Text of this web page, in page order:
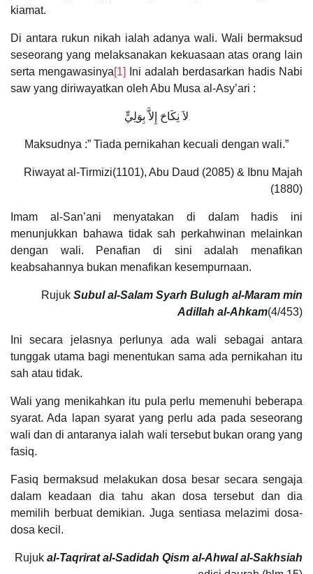
kiamat.
Di antara rukun nikah ialah adanya wali. Wali bermaksud
seseorang yang melaksanakan kekuasaan atas orang lain
serta mengawasinya[1]
Ini adalah berdasarkan hadis Nabi
saw yang diriwayatkan oleh Abu Musa al-Asy’ari :
لاَ نِكَاحَ إِلاَّ بِوَلِيٍّ
Maksudnya :” Tiada pernikahan kecuali dengan wali.”
Riwayat al-Tirmizi(1101), Abu Daud (2085) & Ibnu Majah
(1880)
Imam al-San’ani menyatakan di dalam hadis ini
menunjukkan bahawa tidak sah perkahwinan melainkan
dengan wali. Penafian di sini adalah menafikan
keabsahannya bukan menafikan kesempurnaan.
Rujuk Subul al-Salam Syarh Bulugh al-Maram min
Adillah al-Ahkam(4/453)
Ini secara jelasnya perlunya ada wali sebagai antara
tunggak utama bagi menentukan sama ada pernikahan itu
sah atau tidak.
Wali yang menikahkan itu pula perlu memenuhi beberapa
syarat. Ada lapan syarat yang perlu ada pada seseorang
wali dan di antaranya ialah wali tersebut bukan orang yang
fasiq.
Fasiq bermaksud melakukan dosa besar secara sengaja
dalam keadaan dia tahu akan dosa tersebut dan dia
memilih berbuat demikian. Juga sentiasa melazimi dosa-
dosa kecil.
Rujuk al-Taqrirat al-Sadidah Qism al-Ahwal al-Sakhsiah